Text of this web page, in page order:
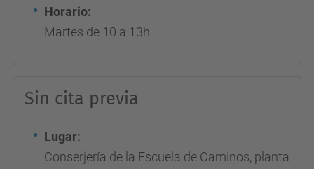
Horario:
Martes de 10 a 13h
Sin cita previa
Lugar:
Conserjería de la Escuela de Caminos, planta